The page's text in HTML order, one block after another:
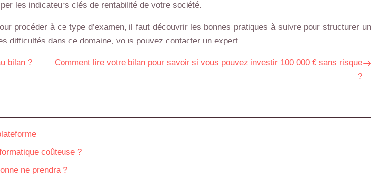
les indicateurs clés de rentabilité de votre société.
procéder à ce type d’examen, il faut découvrir les bonnes pratiques à suivre pour structurer un
difficultés dans ce domaine, vous pouvez contacter un expert.
bilan ?
Comment lire votre bilan pour savoir si vous pouvez investir 100 000 € sans risque
?
coûteuse ?
ne prendra ?